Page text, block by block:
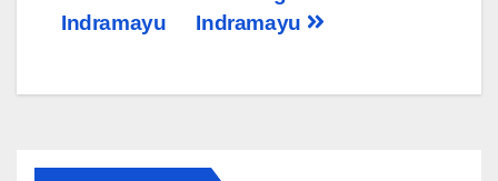
Indramayu
Indramayu